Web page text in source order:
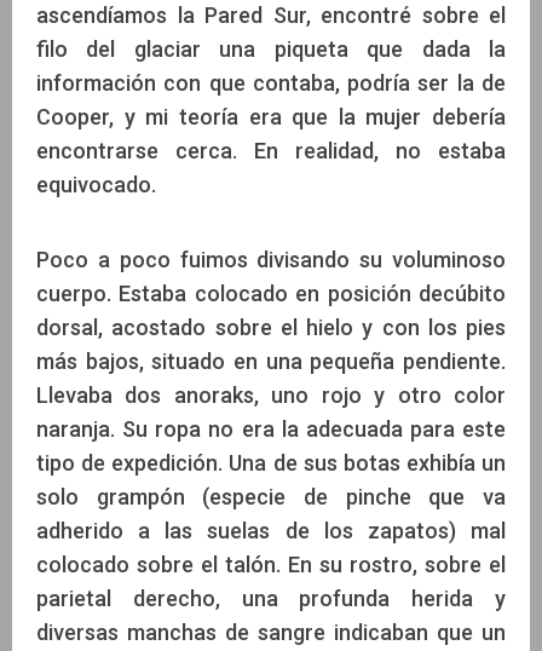
ascendíamos la Pared Sur, encontré sobre el
filo del glaciar una piqueta que dada la
información con que contaba, podría ser la de
Cooper, y mi teoría era que la mujer debería
encontrarse cerca. En realidad, no estaba
equivocado.
Poco a poco fuimos divisando su voluminoso
cuerpo. Estaba colocado en posición decúbito
dorsal, acostado sobre el hielo y con los pies
más bajos, situado en una pequeña pendiente.
Llevaba dos anoraks, uno rojo y otro color
naranja. Su ropa no era la adecuada para este
tipo de expedición. Una de sus botas exhibía un
solo grampón (especie de pinche que va
adherido a las suelas de los zapatos) mal
colocado sobre el talón. En su rostro, sobre el
parietal derecho, una profunda herida y
diversas manchas de sangre indicaban que un